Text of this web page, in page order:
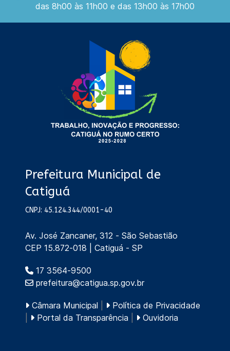
das 8h00 às 11h00 e das 13h00 às 17h00
Prefeitura Municipal de
Catiguá
CNPJ: 45.124.344/0001-40
Av. José Zancaner, 312 - São Sebastião
CEP 15.872-018 | Catiguá - SP
17 3564-9500
prefeitura@catigua.sp.gov.br
Câmara Municipal
Política de Privacidade
Portal da Transparência Ouvidoria